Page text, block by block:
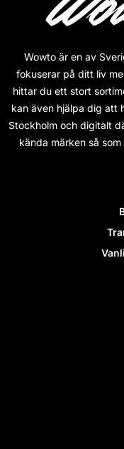
Wowto är en av
fokuserar på ditt liv
hittar du ett stort
kan även hjälpa dig att
Stockholm och digitalt
kända märken så